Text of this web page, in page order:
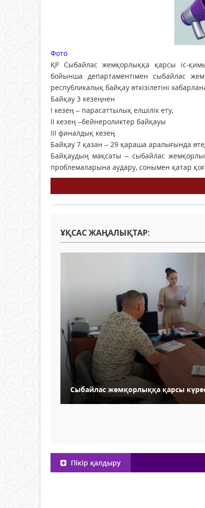
Фото
ҚР Сыбайлас жемқорлыққа қарсы іс-
бойынша департаментімен сыбайлас
республикалық байқау өткізілетіні
Байқау 3 кезеңнен
I кезең – парасаттылық елшілік ету,
II кезең –бейнероликтер байқауы
ІІІ финалдық кезең
Байқау 7 қазан – 29 қараша аралығында
Байқаудың мақсаты – сыбайлас
проблемаларына аудару, сонымен қатар
ҰҚСАС ЖАҢАЛЫҚТАР:
Сыбайлас жемқорлыққа қарсы
Пікір қалдыру